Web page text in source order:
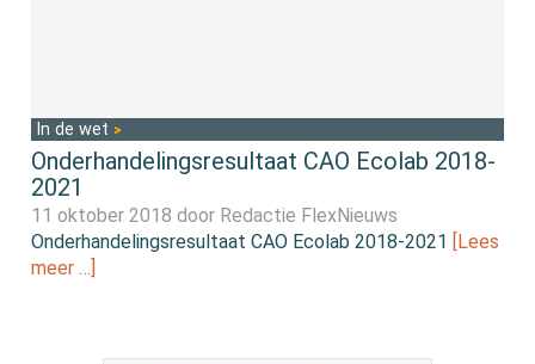
In de wet
Onderhandelingsresultaat CAO Ecolab 2018-
2021
11 oktober 2018 door Redactie FlexNieuws
Onderhandelingsresultaat CAO Ecolab 2018-2021 [Lees
meer …]